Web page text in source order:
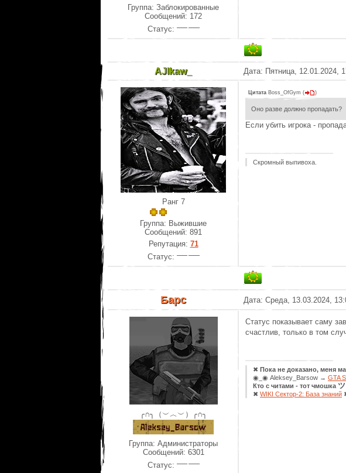
Группа: Заблокированные
Сообщений: 172
Статус:
AJlkaw_ Дата: Пятница, 12.01.2024,
Ранг 7
Группа: Выжившие
Сообщений: 891
Репутация: 71
Статус:
Цитата Boss_OfGym ( )
Оно разве должно пропадать?
Если убить игрока -
Скромный выпивоха.
Барс Дата: Среда, 13.03.2024,
╭∩╮（︶︿︶）╭∩╮
Группа: Администраторы
Сообщений: 6301
Статус:
Статус показывает саму
счастлив, только в том
✖ Пока не доказано, меня
◉_◉ Aleksey_Barsow → GTA
Кто с читами - тот чмошка ツ
✖ WIKI Сектор-2: База знаний